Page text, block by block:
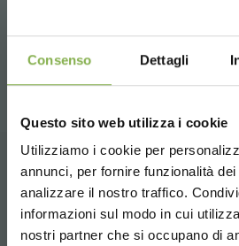
Consenso Dettagli
Questo sito web utilizza i cookie
Utilizziamo i cookie per
annunci, per fornire funzionalità
analizzare il nostro traffico.
informazioni sul modo in cui
nostri partner che si occupano di
ZUGEHÖRIGE
Eine Auswahl der besten
TAUCHE EIN
WELT!
Ein kleines